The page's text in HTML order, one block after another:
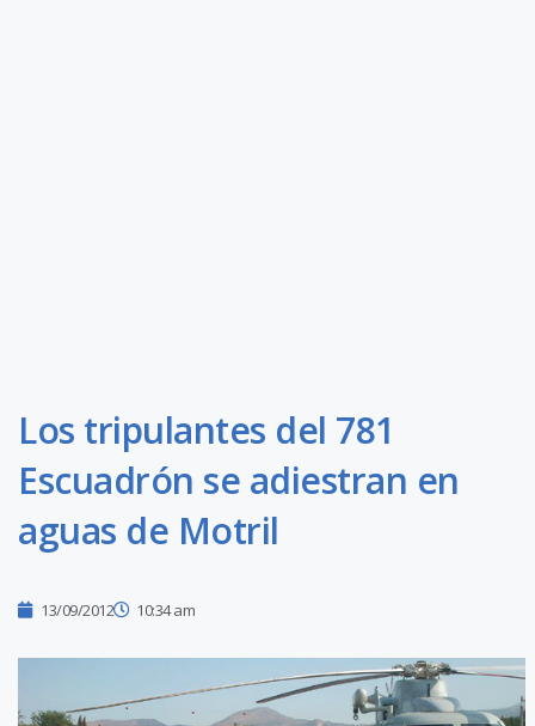
Los tripulantes del 781
Escuadrón se adiestran en
aguas de Motril
13/09/2012 10:34 am